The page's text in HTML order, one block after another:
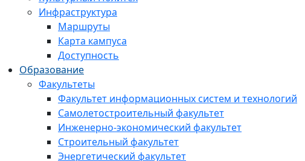
Инфраструктура
Маршруты
Карта кампуса
Доступность
Образование
Факультеты
Факультет информационных систем и технологий
Самолетостроительный факультет
Инженерно-экономический факультет
Строительный факультет
Энергетический факультет